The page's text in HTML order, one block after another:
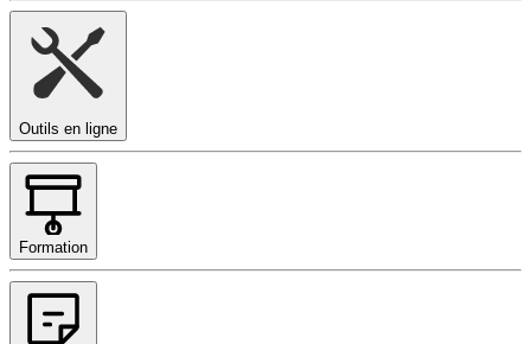
Outils en ligne
Formation